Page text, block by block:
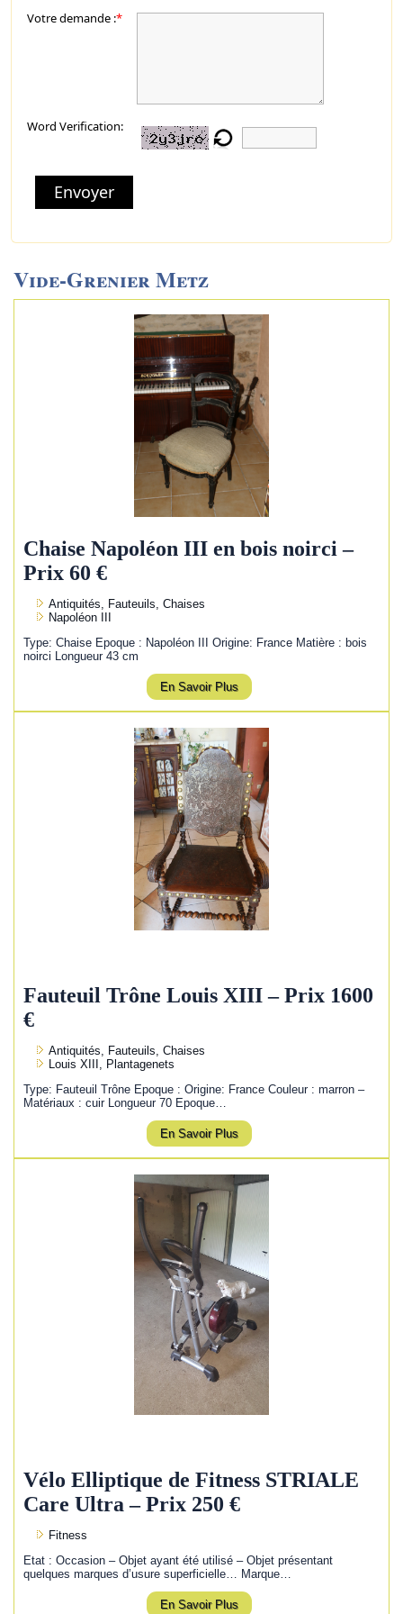
Votre demande :*
Word Verification:
Envoyer
Vide-Grenier Metz
Chaise Napoléon III en bois noirci –
Prix 60 €
Antiquités, Fauteuils, Chaises
Napoléon III
Type: Chaise Epoque : Napoléon III Origine: France Matière : bois
noirci Longueur 43 cm
En Savoir Plus
Fauteuil Trône Louis XIII – Prix 1600
€
Antiquités, Fauteuils, Chaises
Louis XIII, Plantagenets
Type: Fauteuil Trône Epoque : Origine: France Couleur : marron –
Matériaux : cuir Longueur 70 Epoque…
En Savoir Plus
Vélo Elliptique de Fitness STRIALE
Care Ultra – Prix 250 €
Fitness
Etat : Occasion – Objet ayant été utilisé – Objet présentant
quelques marques d’usure superficielle… Marque…
En Savoir Plus